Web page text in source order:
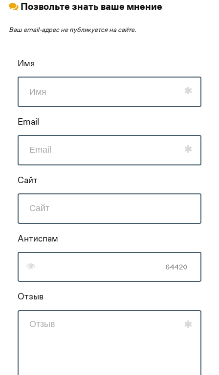
Позвольте знать ваше мнение
Ваш email-адрес не публикуется на сайте.
Имя
Email
Сайт
Антиспам
Отзыв